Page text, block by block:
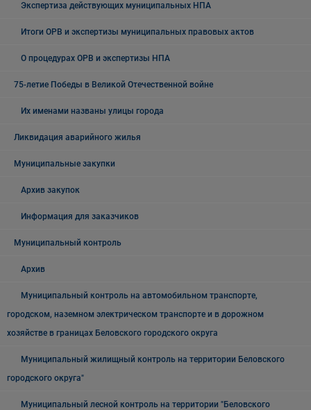
Экспертиза действующих муниципальных НПА
Итоги ОРВ и экспертизы муниципальных правовых актов
О процедурах ОРВ и экспертизы НПА
75-летие Победы в Великой Отечественной войне
Их именами названы улицы города
Ликвидация аварийного жилья
Муниципальные закупки
Архив закупок
Информация для заказчиков
Муниципальный контроль
Архив
Муниципальный контроль на автомобильном транспорте,
городском, наземном электрическом транспорте и в дорожном
хозяйстве в границах Беловского городского округа
Муниципальный жилищный контроль на территории Беловского
городского округа"
Муниципальный лесной контроль на территории "Беловского